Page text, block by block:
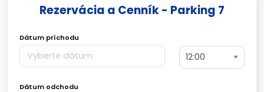
Rezervácia a Cenník - Parking 7
Dátum príchodu
12:00
Dátum odchodu